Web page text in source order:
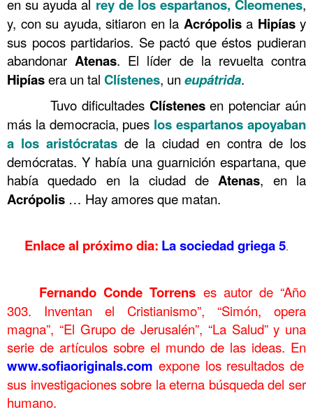
en su ayuda al rey de los espartanos, Cleomenes,
y, con su ayuda, sitiaron en la Acrópolisa Hipíasy
sus pocos partidarios. Se pactó que éstos pudieran
abandonar Atenas. El líder de la revuelta contra
Hipíasera un tal Clístenes, un eupátrida.
Tuvo dificultades Clístenesen potenciar aún
más la democracia, pues los espartanos apoyaban
a los aristócratas de la ciudad en contra de los
demócratas. Y había una guarnición espartana, que
había quedado en la ciudad de Atenas, en la
Acrópolis … Hay amores que matan.
Enlace al próximo dia: La sociedad griega 5.
Fernando Conde Torrens es autor de “Año
303. Inventan el Cristianismo”, “Simón, opera
magna”, “El Grupo de Jerusalén”, “La Salud” y una
serie de artículos sobre el mundo de las ideas. En
www.sofiaoriginals.com expone los resultados de
sus investigaciones sobre la eterna búsqueda del ser
humano.